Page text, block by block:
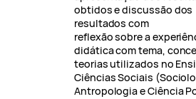
obtidos e discussão dos
resultados com
reflexão sobre a
didática com tema,
teorias utilizados no
Ciências Sociais
Antropologia e Ciência